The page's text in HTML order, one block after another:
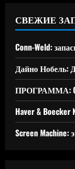
СВЕЖИЕ
Conn-Weld:
Дайно
ПРОГРАММА:
Haver & Boecker
Screen